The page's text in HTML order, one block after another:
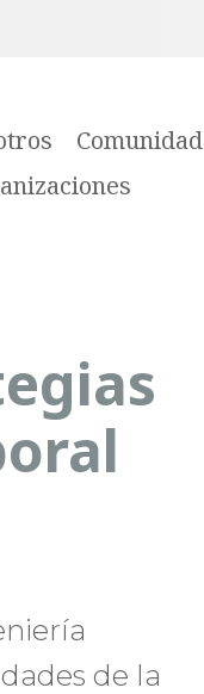
Comunidad
de la